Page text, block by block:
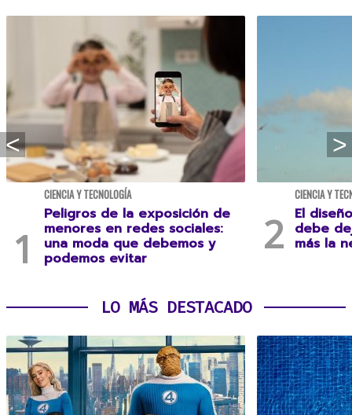
CIENCIA Y TECNOLOGÍA
Peligros de la exposición de
menores en redes sociales:
una moda que debemos y
podemos evitar
CIENCIA Y
El
debe
más la
LO MÁS DESTACADO